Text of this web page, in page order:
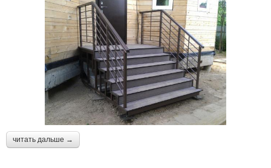
читать дальше →